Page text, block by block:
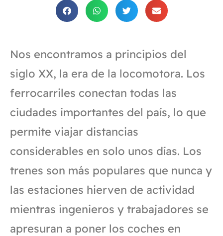
Nos encontramos a principios del
siglo XX, la era de la locomotora. Los
ferrocarriles conectan todas las
ciudades importantes del país, lo que
permite viajar distancias
considerables en solo unos días. Los
trenes son más populares que nunca y
las estaciones hierven de actividad
mientras ingenieros y trabajadores se
apresuran a poner los coches en